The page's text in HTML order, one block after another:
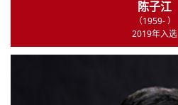
陈子江
（1959- ）
2019年入选